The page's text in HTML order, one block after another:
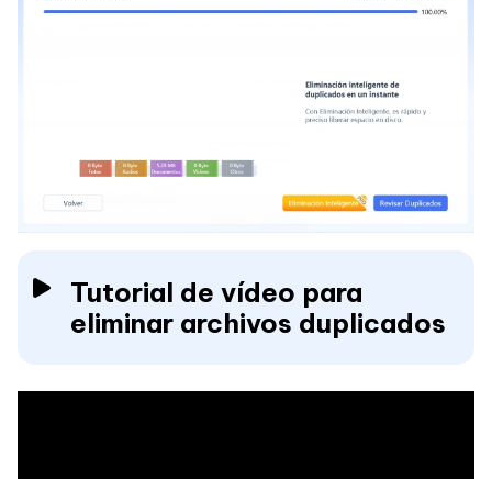
Tutorial de vídeo para
eliminar archivos duplicados